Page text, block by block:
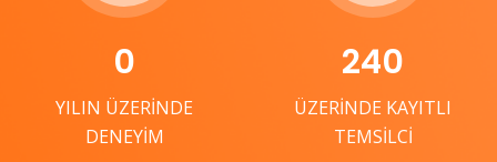
0
YILIN ÜZERİNDE
DENEYİM
240
ÜZERİNDE KAYITLI
TEMSİLCİ